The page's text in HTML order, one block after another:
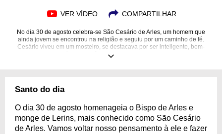
VER VÍDEO COMPARTILHAR
No dia 30 de agosto celebra-se São Cesário de Arles, um homem que
ainda jovem se encontrou na religião e seguiu por um caminho de fé.
Cesário viveu em um mosteiro, se destacava por ser inteligente, bem-
humorado e fazer rígida penitência, fato que o levou a ser internado em
participou de diversas decisões em concílios. Conheça mais sobre São
Santo do dia
O dia 30 de agosto homenageia o Bispo de Arles e
monge de Lerins, mais conhecido como São Cesário
de Arles. Vamos voltar nosso pensamento à ele e fazer